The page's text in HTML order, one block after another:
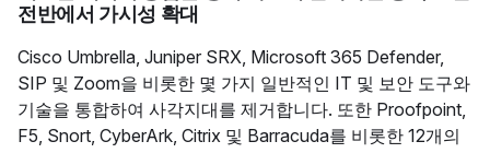
전반에서 가시성 확대
Cisco Umbrella, Juniper SRX, Microsoft 365 Defender,
SIP 및 Zoom을 비롯한 몇 가지 일반적인 IT 및 보안 도구와
기술을 통합하여 사각지대를 제거합니다. 또한 Proofpoint,
F5, Snort, CyberArk, Citrix 및 Barracuda를 비롯한 12개의